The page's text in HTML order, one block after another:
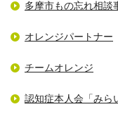
多摩市もの忘れ相談
オレンジパートナー
チームオレンジ
認知症本人会「みら